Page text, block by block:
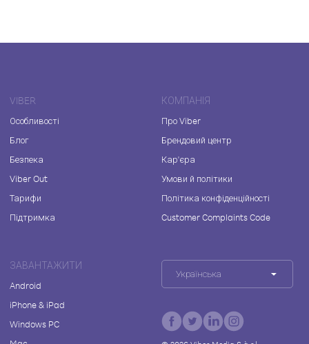
VIBER
Особливості
Блог
Безпека
Viber Out
Тарифи
Підтримка
КОМПАНІЯ
Про Viber
Брендовий центр
Кар'єра
Умови й політики
Політика конфіденційності
Customer Complaints Code
ЗАВАНТАЖИТИ
Android
iPhone & iPad
Windows PC
Українська